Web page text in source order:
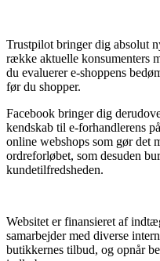
Trustpilot bringer dig absolut
række aktuelle konsumenters
du evaluerer e-shoppens
før du shopper.
Facebook bringer dig
kendskab til e-forhandlerens
online webshops som gør det
ordreforløbet, som desuden
kundetilfredsheden.
Websitet er finansieret af
samarbejder med diverse
butikkernes tilbud, og opnår